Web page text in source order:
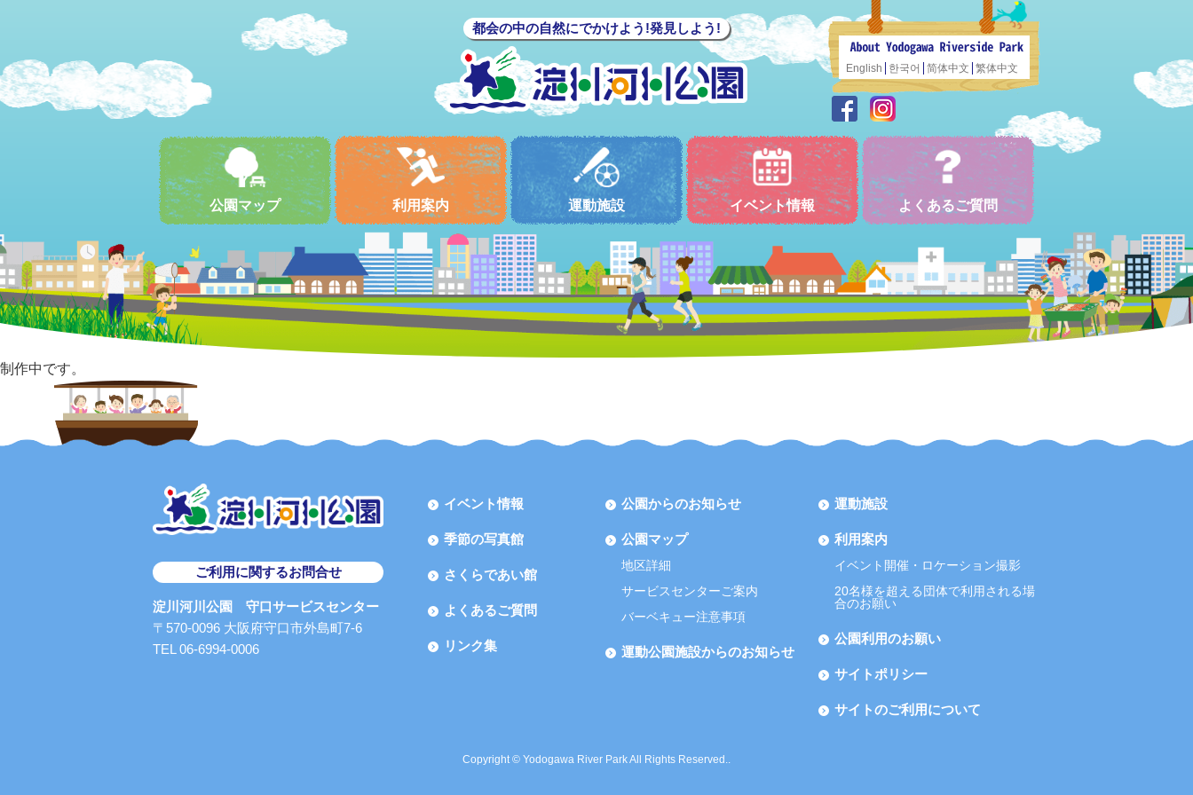
都会の中の自然にでかけよう!発見しよう!
English 한국어 简体中文 繁体中文
公園マップ 利用案内 運動施設 イベント情報 よくあるご質問
制作中です。
ご利用に関するお問合せ
淀川河川公園 守口サービスセンター
〒570-0096 大阪府守口市外島町7-6
TEL 06-6994-0006
イベント情報
季節の写真館
さくらであい館
よくあるご質問
リンク集
公園からのお知らせ
公園マップ
地区詳細
サービスセンターご案内
バーベキュー注意事項
運動公園施設からのお知らせ
運動施設
利用案内
イベント開催・ロケーション撮影
20名様を超える団体で利用される場
合のお願い
公園利用のお願い
サイトポリシー
サイトのご利用について
Copyright © Yodogawa River Park All Rights Reserved..